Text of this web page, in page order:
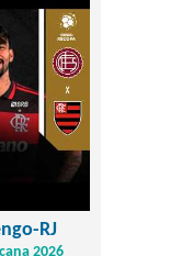
RJ
2026